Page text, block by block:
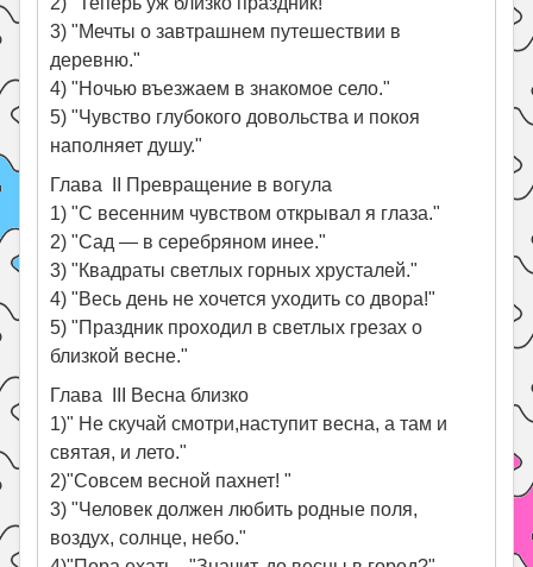
3) "Мечты о завтрашнем путешествии в
деревню."
4) "Ночью въезжаем в знакомое село."
5) "Чувство глубокого довольства и покоя
наполняет душу."
Глава II Превращение в вогула
1) "С весенним чувством открывал я глаза."
2) "Сад — в серебряном инее."
3) "Квадраты светлых горных хрусталей."
4) "Весь день не хочется уходить со двора!"
5) "Праздник проходил в светлых грезах о
близкой весне."
Глава III Весна близко
1)" Не скучай смотри,наступит весна, а там и
святая, и лето."
2)"Совсем весной пахнет! "
3) "Человек должен любить родные поля,
воздух, солнце, небо."